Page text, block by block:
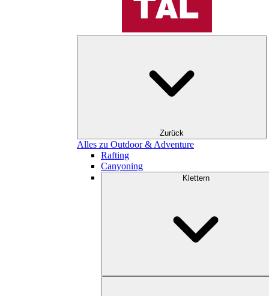
Zurück
Alles zu Outdoor & Adventure
Rafting
Canyoning
Klettern